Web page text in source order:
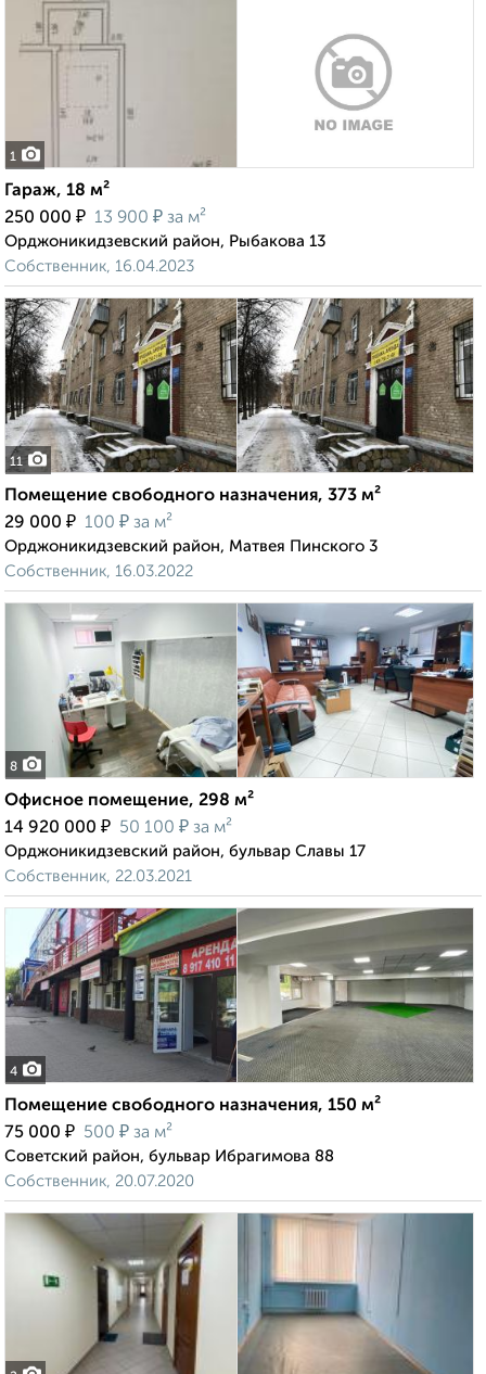
1
Гараж, 18 м²
250 000 ₽ 13 900 ₽ за м²
Орджоникидзевский район, Рыбакова 13
Собственник, 16.04.2023
11
Помещение свободного назначения, 373 м²
29 000 ₽ 100 ₽ за м²
Орджоникидзевский район, Матвея Пинского 3
Собственник, 16.03.2022
8
Офисное помещение, 298 м²
14 920 000 ₽ 50 100 ₽ за м²
Орджоникидзевский район, бульвар Славы 17
Собственник, 22.03.2021
4
Помещение свободного назначения, 150 м²
75 000 ₽ 500 ₽ за м²
Советский район, бульвар Ибрагимова 88
Собственник, 20.07.2020